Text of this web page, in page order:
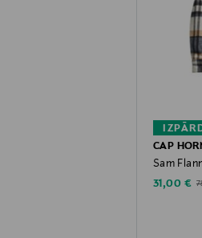
CAP
Sam
31,00 €